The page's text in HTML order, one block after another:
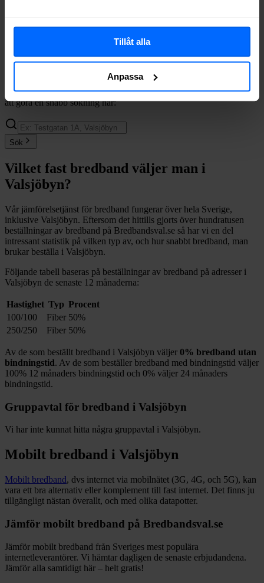
Tillåt alla
Anpassa
Comviq
Fiber 31%
Om du vill se exakt vilka internetleverantörer som erbjuder
bredband på din adress iValsjöbynpå Bredbandsval.se är det bara
att göra en snabb sökning här:
Sök
Vilket fast bredband väljer man i
Valsjöbyn?
Vår jämförelsetjänst för bredband fungerar över hela Sverige,
inklusive Valsjöbyn. Eftersom det hittills gjorts över hundratusen
beställningar av bredband på Bredbandsval.se så har vi en del
intressant statistik på vilken typ av, och hur snabbt bredband, man
brukar beställa i Valsjöbyn.
Följande tabell baseras på beställningar av bredband på adresser i
Valsjöbyn de senaste 12 månaderna:
Hastighet Typ Procent
100/100
Fiber 50%
250/250
Fiber 50%
Av de som beställt bredband i Valsjöbyn väljer 0% bredband utan
bindningstid. Av de som beställer bredband med bindningstid väljer
100% 12 månaders bindningstid och 0% väljer 24 månaders
bindningstid.
Gruppavtal för bredband i Valsjöbyn
Vi har inte kunnat hitta några gruppavtal i Valsjöbyn.
Mobilt bredband i Valsjöbyn
Mobilt bredband, dvs internet via mobilnätet (3G, 4G, och 5G), kan
vara ett bra alternativ eller komplement till fast internet. Det finns ju
tillgängligt nästan överallt, och med olika datapotter.
Jämför mobilt bredband på Bredbandsval.se
Jämför mobilt bredband från Sveriges mest populära
internetleverantörer. Vi hämtar dagligen de senaste erbjudandena.
Jämför alla samtidigt här – helt gratis!